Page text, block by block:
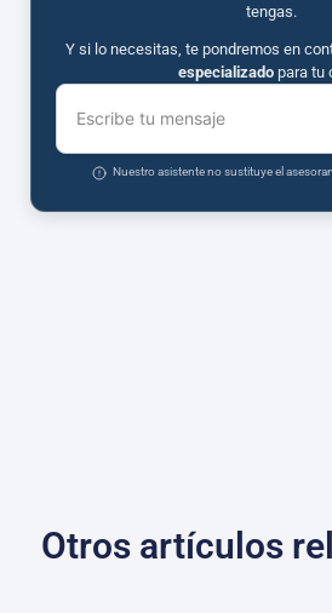
tengas.
Y si lo necesitas, te pondremos en
especializadopara tu
Escribe tu mensaje
Nuestro asistente no sustituye el
Otros artículos